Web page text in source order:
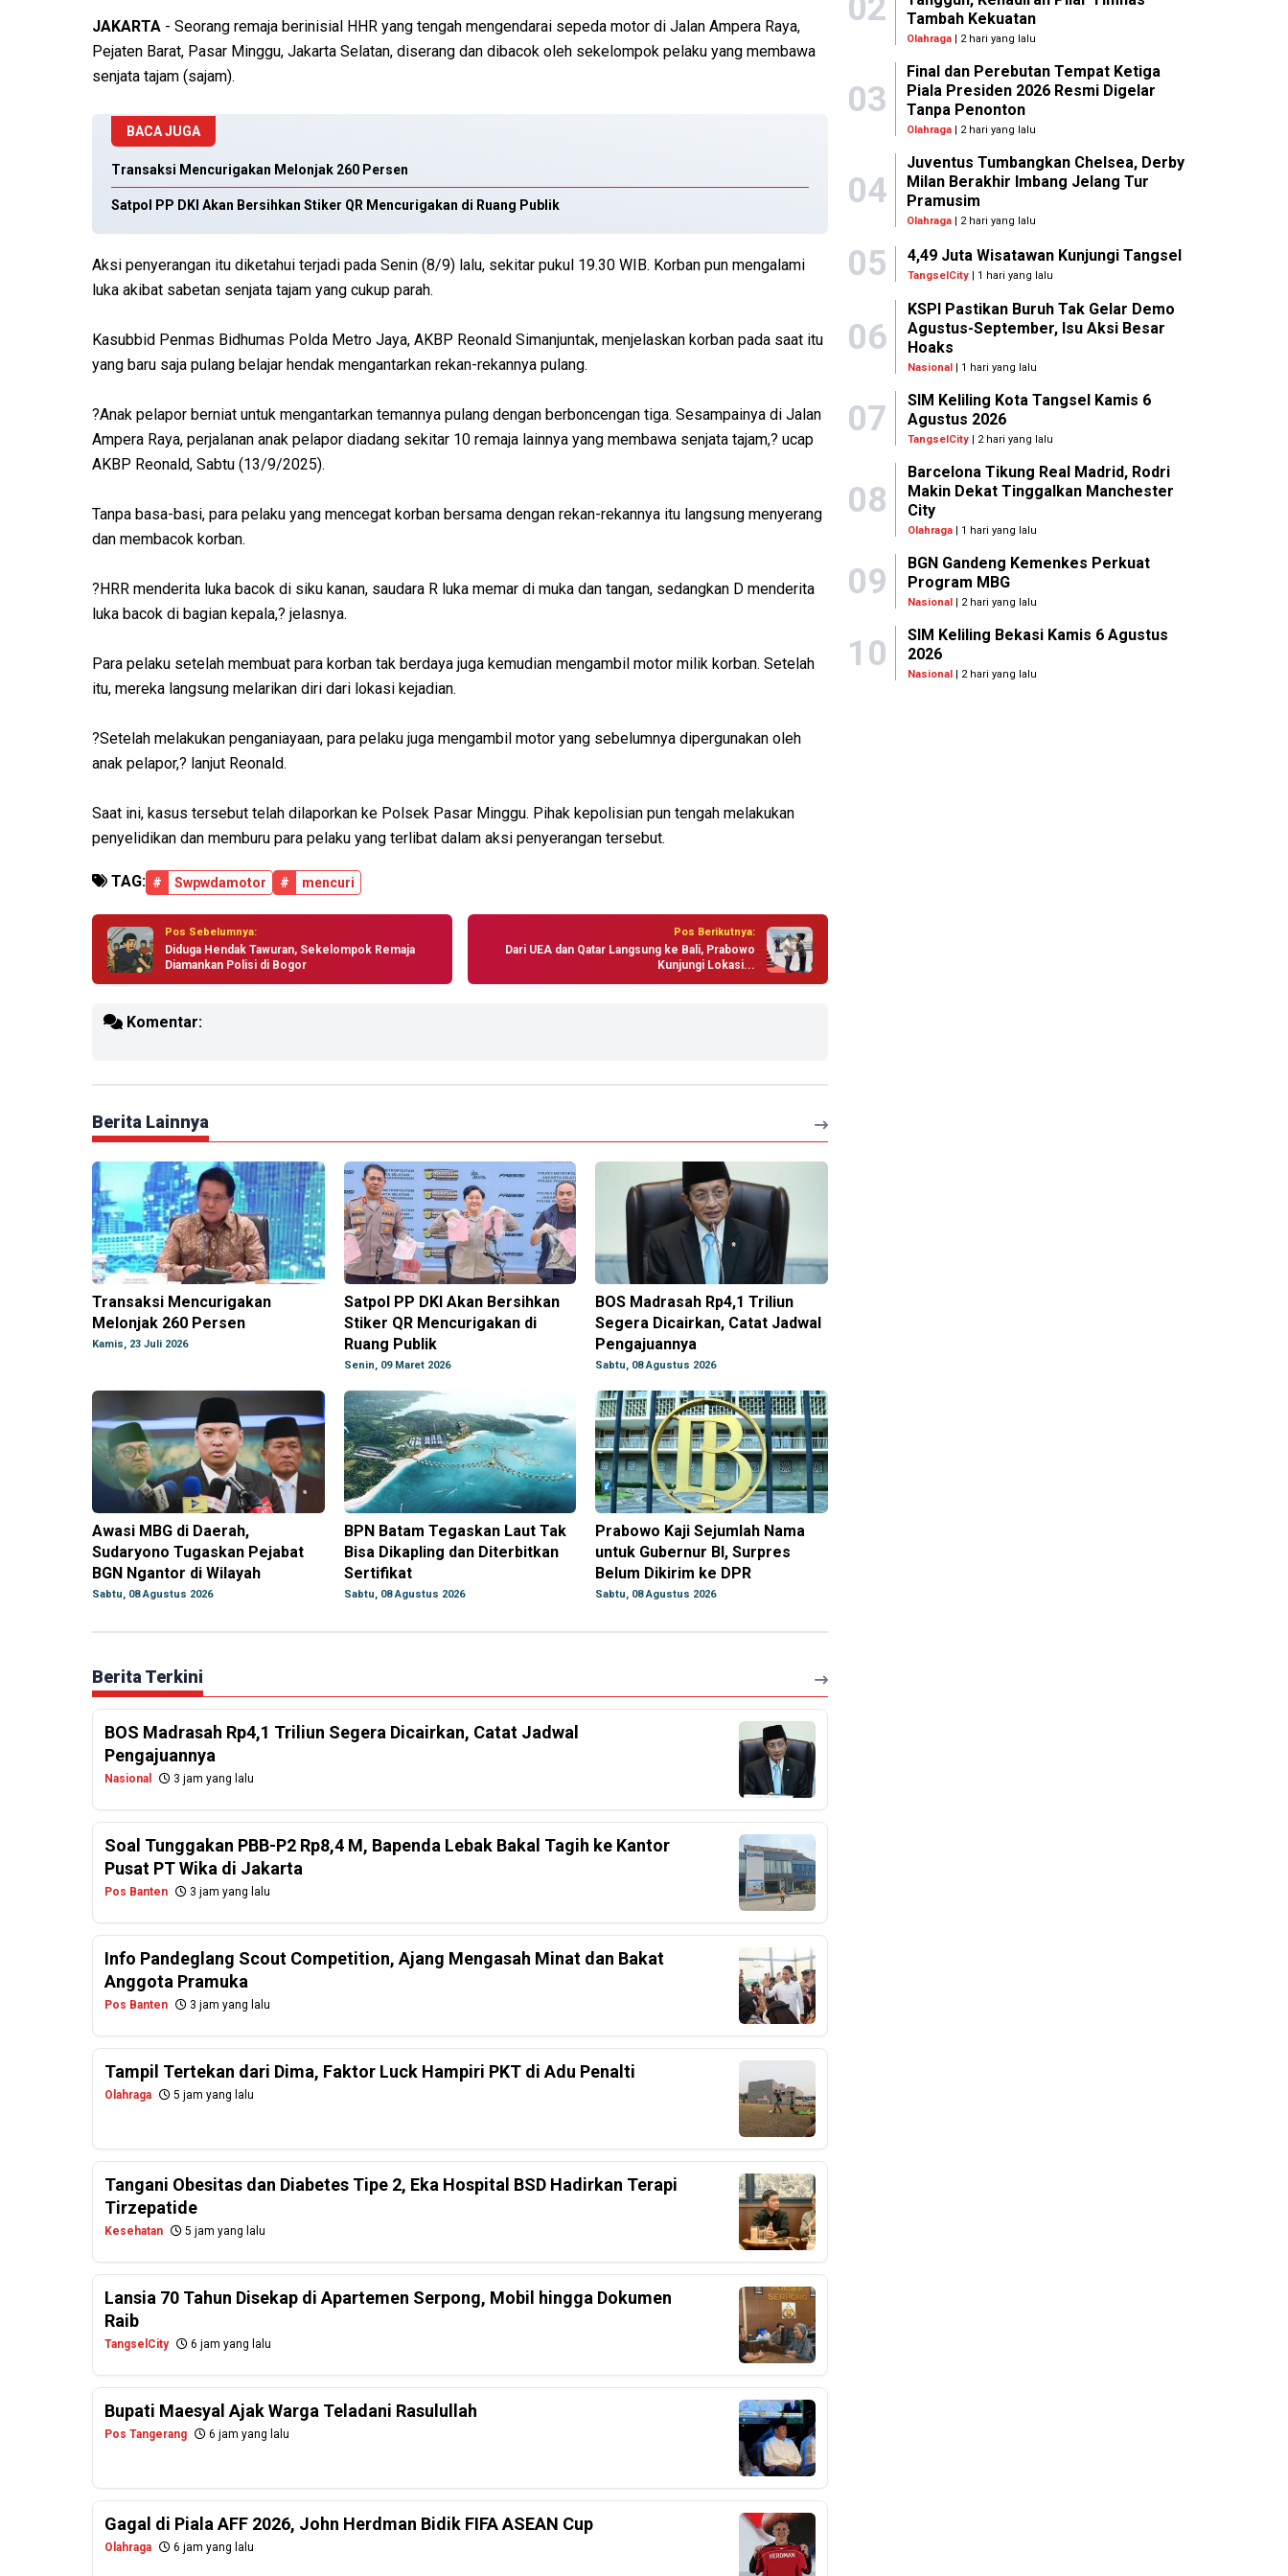
JAKARTA - Seorang remaja berinisial HHR yang tengah mengendarai sepeda motor di Jalan Ampera Raya,
Pejaten Barat, Pasar Minggu, Jakarta Selatan, diserang dan dibacok oleh sekelompok pelaku yang membawa
senjata tajam (sajam).
BACA JUGA
Transaksi Mencurigakan Melonjak 260 Persen
Satpol PP DKI Akan Bersihkan Stiker QR Mencurigakan di Ruang Publik
Aksi penyerangan itu diketahui terjadi pada Senin (8/9) lalu, sekitar pukul 19.30 WIB. Korban pun mengalami
luka akibat sabetan senjata tajam yang cukup parah.
Kasubbid Penmas Bidhumas Polda Metro Jaya, AKBP Reonald Simanjuntak, menjelaskan korban pada saat itu
yang baru saja pulang belajar hendak mengantarkan rekan-rekannya pulang.
?Anak pelapor berniat untuk mengantarkan temannya pulang dengan berboncengan tiga. Sesampainya di Jalan
Ampera Raya, perjalanan anak pelapor diadang sekitar 10 remaja lainnya yang membawa senjata tajam,? ucap
AKBP Reonald, Sabtu (13/9/2025).
Tanpa basa-basi, para pelaku yang mencegat korban bersama dengan rekan-rekannya itu langsung menyerang
dan membacok korban.
?HRR menderita luka bacok di siku kanan, saudara R luka memar di muka dan tangan, sedangkan D menderita
luka bacok di bagian kepala,? jelasnya.
Para pelaku setelah membuat para korban tak berdaya juga kemudian mengambil motor milik korban. Setelah
itu, mereka langsung melarikan diri dari lokasi kejadian.
?Setelah melakukan penganiayaan, para pelaku juga mengambil motor yang sebelumnya dipergunakan oleh
anak pelapor,? lanjut Reonald.
Saat ini, kasus tersebut telah dilaporkan ke Polsek Pasar Minggu. Pihak kepolisian pun tengah melakukan
penyelidikan dan memburu para pelaku yang terlibat dalam aksi penyerangan tersebut.
TAG: # Swpwdamotor # mencuri
Pos Sebelumnya:
Diduga Hendak Tawuran, Sekelompok Remaja
Diamankan Polisi di Bogor
Pos Berikutnya:
Dari UEA dan Qatar Langsung ke Bali, Prabowo
Kunjungi Lokasi...
Komentar:
Berita Lainnya
Transaksi Mencurigakan
Melonjak 260 Persen
Kamis, 23 Juli 2026
Satpol PP DKI Akan Bersihkan
Stiker QR Mencurigakan di
Ruang Publik
Senin, 09 Maret 2026
BOS Madrasah Rp4,1 Triliun
Segera Dicairkan, Catat Jadwal
Pengajuannya
Sabtu, 08 Agustus 2026
Awasi MBG di Daerah,
Sudaryono Tugaskan Pejabat
BGN Ngantor di Wilayah
Sabtu, 08 Agustus 2026
BPN Batam Tegaskan Laut Tak
Bisa Dikapling dan Diterbitkan
Sertifikat
Sabtu, 08 Agustus 2026
Prabowo Kaji Sejumlah Nama
untuk Gubernur BI, Surpres
Belum Dikirim ke DPR
Sabtu, 08 Agustus 2026
Berita Terkini
BOS Madrasah Rp4,1 Triliun Segera Dicairkan, Catat Jadwal
Pengajuannya
Nasional 3 jam yang lalu
Soal Tunggakan PBB-P2 Rp8,4 M, Bapenda Lebak Bakal Tagih ke Kantor
Pusat PT Wika di Jakarta
Pos Banten 3 jam yang lalu
Info Pandeglang Scout Competition, Ajang Mengasah Minat dan Bakat
Anggota Pramuka
Pos Banten 3 jam yang lalu
Tampil Tertekan dari Dima, Faktor Luck Hampiri PKT di Adu Penalti
Olahraga 5 jam yang lalu
Tangani Obesitas dan Diabetes Tipe 2, Eka Hospital BSD Hadirkan Terapi
Tirzepatide
Kesehatan 5 jam yang lalu
Lansia 70 Tahun Disekap di Apartemen Serpong, Mobil hingga Dokumen
Raib
TangselCity 6 jam yang lalu
Bupati Maesyal Ajak Warga Teladani Rasulullah
Pos Tangerang 6 jam yang lalu
Gagal di Piala AFF 2026, John Herdman Bidik FIFA ASEAN Cup
Olahraga 6 jam yang lalu
02
Tambah Kekuatan
Olahraga | 2 hari yang lalu
03
Final dan Perebutan Tempat Ketiga
Piala Presiden 2026 Resmi Digelar
Tanpa Penonton
Olahraga | 2 hari yang lalu
04
Juventus Tumbangkan Chelsea, Derby
Milan Berakhir Imbang Jelang Tur
Pramusim
Olahraga | 2 hari yang lalu
05 4,49 Juta Wisatawan Kunjungi Tangsel
TangselCity | 1 hari yang lalu
06
KSPI Pastikan Buruh Tak Gelar Demo
Agustus-September, Isu Aksi Besar
Hoaks
Nasional | 1 hari yang lalu
07
SIM Keliling Kota Tangsel Kamis 6
Agustus 2026
TangselCity| 2 hari yang lalu
08
Barcelona Tikung Real Madrid, Rodri
Makin Dekat Tinggalkan Manchester
City
Olahraga| 1 hari yang lalu
09
BGN Gandeng Kemenkes Perkuat
Program MBG
Nasional | 2 hari yang lalu
10
SIM Keliling Bekasi Kamis 6 Agustus
2026
Nasional | 2 hari yang lalu